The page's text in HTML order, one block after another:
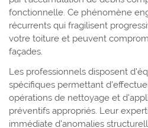
fonctionnelle. Ce phénomène
récurrents qui fragilisent
votre toiture et peuvent
façades.
Les professionnels disposent
spécifiques permettant
opérations de nettoyage et
préventifs appropriés. Leur
immédiate d'anomalies